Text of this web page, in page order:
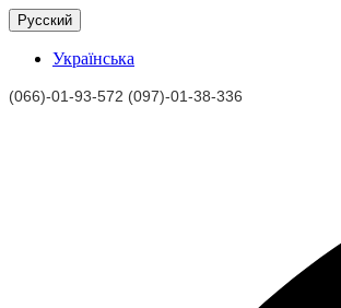
Русский
Українська
(066)-01-93-572 (097)-01-38-336